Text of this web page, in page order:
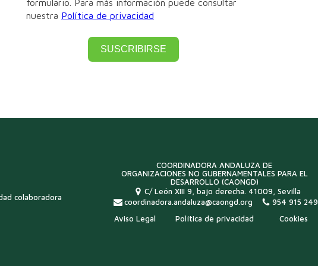
formulario. Para más información puede consultar
nuestra Política de privacidad
SUSCRIBIRSE
colaboradora
COORDINADORA ANDALUZA DE
ORGANIZACIONES NO GUBERNAMENTALES PARA EL
DESARROLLO (CAONGD)
C/ León XIII 9, bajo derecha. 41009, Sevilla
coordinadora.andaluza@caongd.org
954 915 249
Aviso Legal
Política de privacidad Cookies